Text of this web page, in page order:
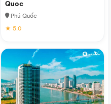
Quoc
Phú Quốc
★ 5.0